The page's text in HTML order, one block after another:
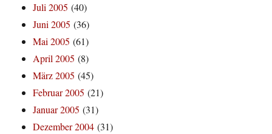
Juli 2005 (40)
Juni 2005 (36)
Mai 2005 (61)
April 2005 (8)
März 2005 (45)
Februar 2005 (21)
Januar 2005 (31)
Dezember 2004 (31)